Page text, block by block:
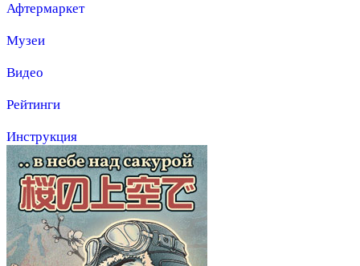
Афтермаркет
Музеи
Видео
Рейтинги
Инструкция